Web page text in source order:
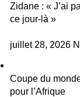
Zidane : « J’ai
ce jour-là »
juillet 28, 2026
Coupe du
pour l’Afrique